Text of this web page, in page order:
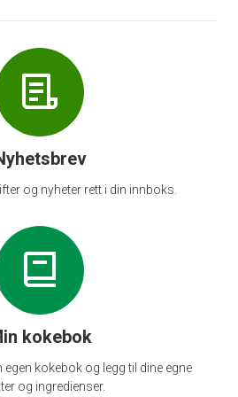
og nyheter rett i din innboks.
kokebok
egen kokebok og legg til dine egne
og ingredienser.